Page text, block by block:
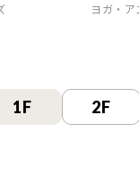
ヨガ・
1F 2F